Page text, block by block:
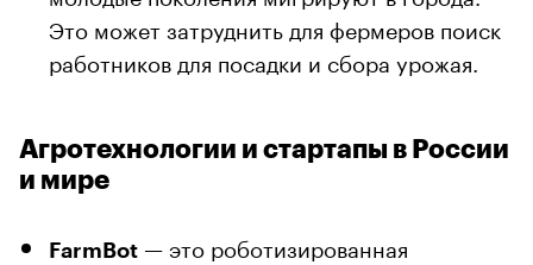
Это может затруднить для фермеров поиск
работников для посадки и сбора урожая.
Агротехнологии и стартапы в России
и мире
FarmBot — это роботизированная